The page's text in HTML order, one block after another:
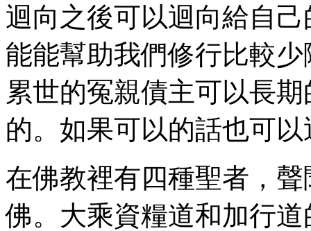
迴向之後可以迴向給自
能能幫助我們修行比較
累世的冤親債主可以長
的。如果可以的話也可
在佛教裡有四種聖者，
佛。大乘資糧道和加行